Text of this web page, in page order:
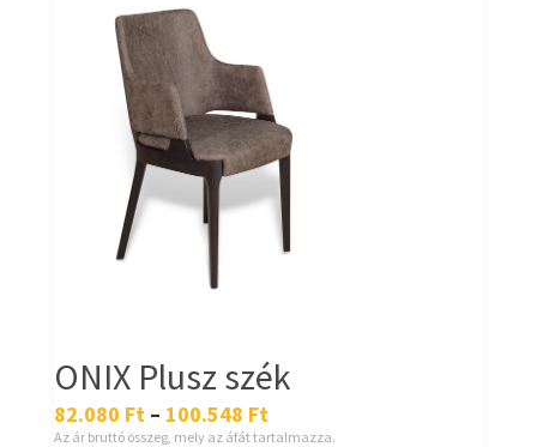
ONIX Plusz szék
82.080 Ft – 100.548 Ft
Az ár bruttó összeg, mely az áfát tartalmazza.